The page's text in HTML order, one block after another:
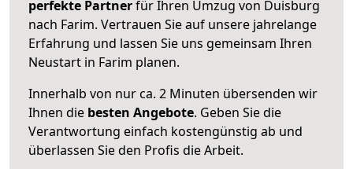
perfekte Partnerfür Ihren Umzug von Duisburg
nach Farim. Vertrauen Sie auf unsere jahrelange
Erfahrung und lassen Sie uns gemeinsam Ihren
Neustart in Farim planen.
Innerhalb von nur ca. 2 Minuten übersenden wir
Ihnen die besten Angebote. Geben Sie die
Verantwortung einfach kostengünstig ab und
überlassen Sie den Profis die Arbeit.